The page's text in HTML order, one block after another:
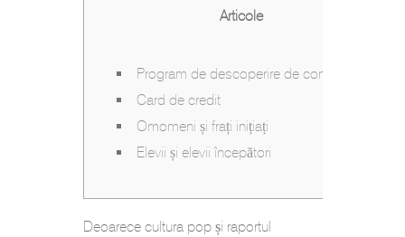
Articole
Program de descoperire de cont
Card de credit
Omomeni și frați inițiați
Elevii și elevii începători
Deoarece cultura pop și raportul